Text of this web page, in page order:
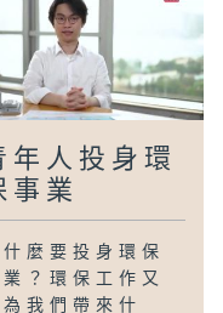
年人投身環
事業
什麼要投身環保
業？環保工作又
我們帶來什